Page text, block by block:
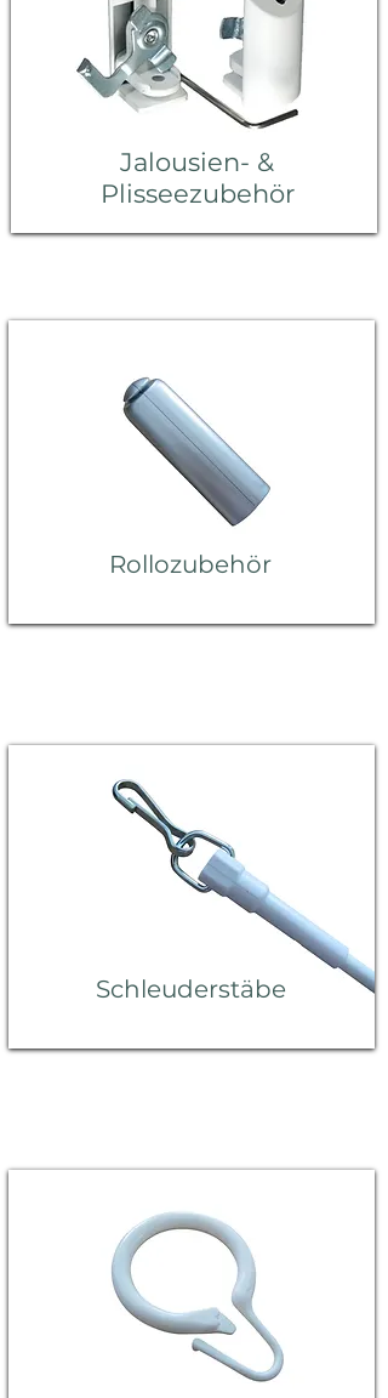
Jalousien- &
Plisseezubehör
Rollozubehör
Schleuderstäbe